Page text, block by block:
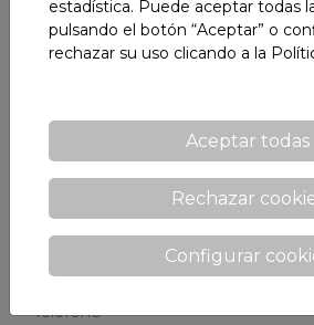
Si desea más información,
formulario y contactaremos
posible
Teléfono
estadística. Puede aceptar todas
pulsando el botón “Aceptar” o
rechazar su uso clicando a la
Aceptar todas
Rechazar
Configurar